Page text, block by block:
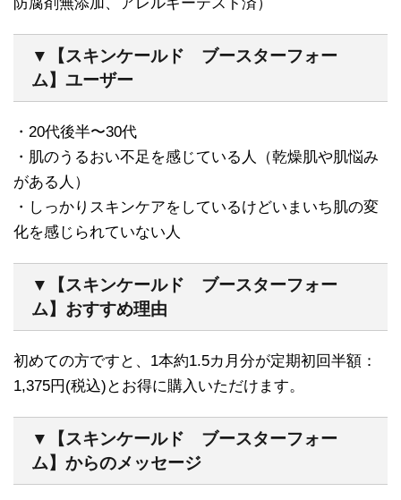
▼【スキンケールド ブースターフォー
ム】ユーザー
・20代後半〜30代
・肌のうるおい不足を感じている人（乾燥肌や肌悩み
がある人）
・しっかりスキンケアをしているけどいまいち肌の変
化を感じられていない人
▼【スキンケールド ブースターフォー
ム】おすすめ理由
初めての方ですと、1本約1.5カ月分が定期初回半額：
1,375円(税込)とお得に購入いただけます。
▼【スキンケールド ブースターフォー
ム】からのメッセージ